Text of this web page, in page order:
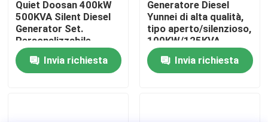
Richieda una citazione
Generatori diesel di Cummins
Quiet Doosan 400kW
500KVA Silent Diesel
Generator Set.
Personalizzabile.
Adatto per uso
domestico, edile e
industriale.
Invia richiesta
Generatore Diesel
Yunnei di alta qualità,
tipo aperto/silenzioso,
100KW/125KVA,
raffreddato ad acqua
Invia richiesta